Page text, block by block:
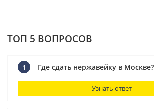
ТОП 5 ВОПРОСОВ
1 Где сдать нержавейку в Москве?
Узнать ответ